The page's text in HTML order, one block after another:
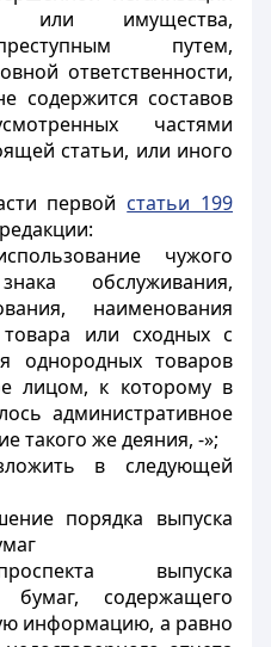
или имущества,
путем,
ответственности,
содержится составов
частями
статьи, или иного
первой статьи 199
чужого
обслуживания,
наименования
или сходных с
однородных товаров
лицом, к которому в
административное
такого же деяния, -»;
в следующей
порядка выпуска
выпуска
содержащего
информацию, а равно